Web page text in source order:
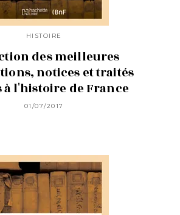
HISTOIRE
des meilleures
notices et traités
l'histoire de France
01/07/2017